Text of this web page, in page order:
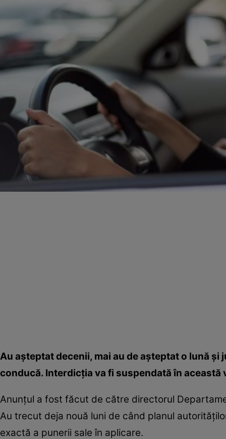
Au aşteptat decenii, mai au de aşteptat o lună
conducă. Interdicţia va fi suspendată în această
Anunţul a fost făcut de către directorul
Au trecut deja nouă luni de când planul
exactă a punerii sale în aplicare.